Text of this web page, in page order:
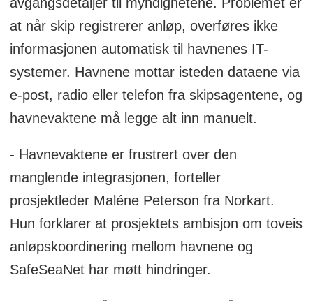
at når skip registrerer anløp, overføres ikke
informasjonen automatisk til havnenes IT-
systemer. Havnene mottar isteden dataene via
e-post, radio eller telefon fra skipsagentene, og
havnevaktene må legge alt inn manuelt.
- Havnevaktene er frustrert over den
manglende integrasjonen, forteller
prosjektleder Maléne Peterson fra Norkart.
Hun forklarer at prosjektets ambisjon om toveis
anløpskoordinering mellom havnene og
SafeSeaNet har møtt hindringer.